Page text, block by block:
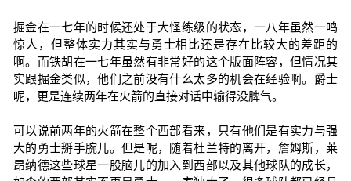
掘金在一七年的时候还处于大怪练级的状态，一八年虽然一鸣
惊人，但整体实力其实与勇士相比还是存在比较大的差距的
啊。而铁胡在一七年虽然有非常好的这个版面阵容，但情况其
实跟掘金类似，他们之前没有什么太多的机会在经验啊。爵士
呢，更是连续两年在火箭的直接对话中输得没脾气。
可以说前两年的火箭在整个西部看来，只有他们是有实力与强
大的勇士掰手腕儿。但是呢，随着杜兰特的离开，詹姆斯，莱
昂纳德这些球星一股脑儿的加入到西部以及其他球队的成长，